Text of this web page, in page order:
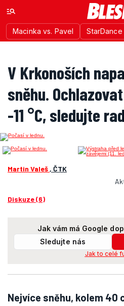
Macinka vs. Pavel StarDance
V Krkonoších
sněhu.
-11 °C, sledujte
Martin Valeš , ČTK
Diskuze (6)
Jak vám má Google
Sledujte nás
Jak to celé
Nejvíce sněhu, kolem 40